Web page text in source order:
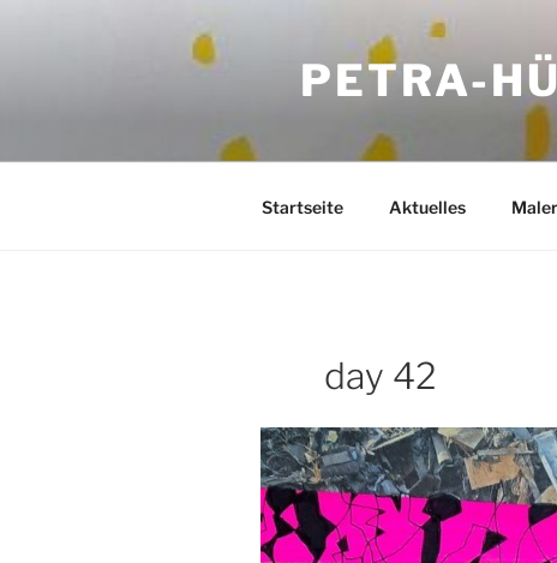
PETRA-
Startseite Aktuelles
day 42